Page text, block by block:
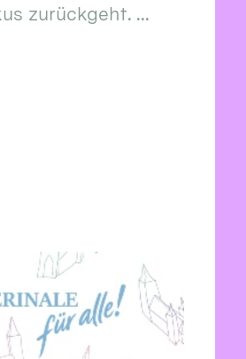
zurückgeht. ...